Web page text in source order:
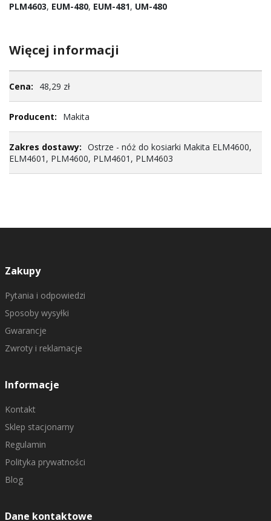
PLM4603, EUM-480, EUM-481, UM-480
Więcej informacji
informacji48,29 zł
Makita
Ostrze - nóż do kosiarki Makita ELM4600,
ELM4601, PLM4600, PLM4601, PLM4603
Zakupy
Pytania i odpowiedzi
Sposoby wysyłki
Gwarancje
Zwroty i reklamacje
Informacje
Kontakt
Sklep stacjonarny
Regulamin
Polityka prywatności
Blog
Dane kontaktowe